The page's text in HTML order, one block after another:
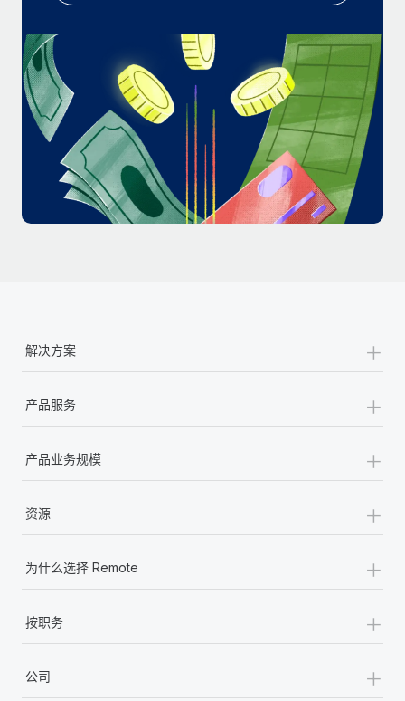
解决方案 +
产品服务 +
产品业务规模 +
资源 +
为什么选择 Remote +
按职务 +
公司 +